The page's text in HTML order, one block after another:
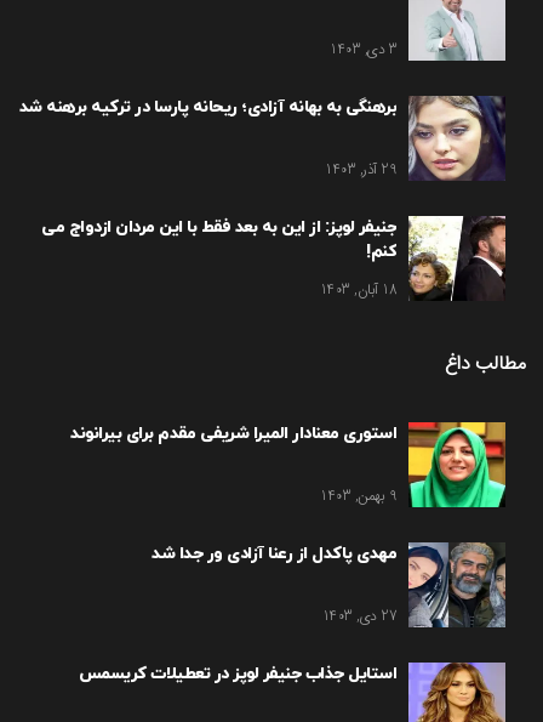
3 دی, 1403
برهنگی به بهانه آزادی؛ ریحانه پارسا در ترکیه برهنه شد
29 آذر, 1403
جنیفر لوپز: از این به بعد فقط با این مردان ازدواج می
کنم!
18 آبان, 1403
مطالب داغ
استوری معنادار المیرا شریفی مقدم برای بیرانوند
9 بهمن, 1403
مهدی پاکدل از رعنا آزادی ور جدا شد
27 دی, 1403
استایل جذاب جنیفر لوپز در تعطیلات کریسمس